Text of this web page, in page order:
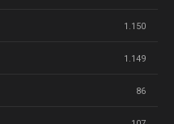
1.150
1.149
86